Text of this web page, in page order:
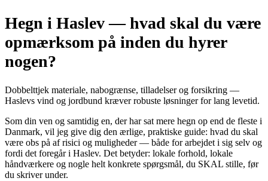
Hegn i Haslev — hvad skal du være
opmærksom på inden du hyrer
nogen?
Dobbelttjek materiale, nabogrænse, tilladelser og forsikring —
Haslevs vind og jordbund kræver robuste løsninger for lang levetid.
Som din ven og samtidig en, der har sat mere hegn op end de fleste i
Danmark, vil jeg give dig den ærlige, praktiske guide: hvad du skal
være obs på af risici og muligheder — både for arbejdet i sig selv og
fordi det foregår i Haslev. Det betyder: lokale forhold, lokale
håndværkere og nogle helt konkrete spørgsmål, du SKAL stille, før
du skriver under.